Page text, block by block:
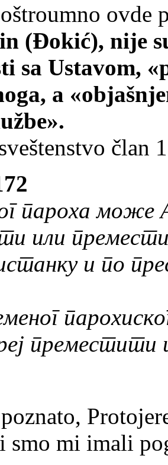
ovde
(Đokić), nije
sa Ustavom,
a
član
пароха може
или
и по
smo mi imali